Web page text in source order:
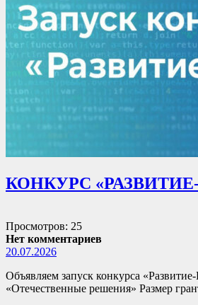
КОНКУРС
Просмотров: 25
Нет комментариев
20.07.2026
Объявляем запуск конкурса
«Отечественные решения» Размер